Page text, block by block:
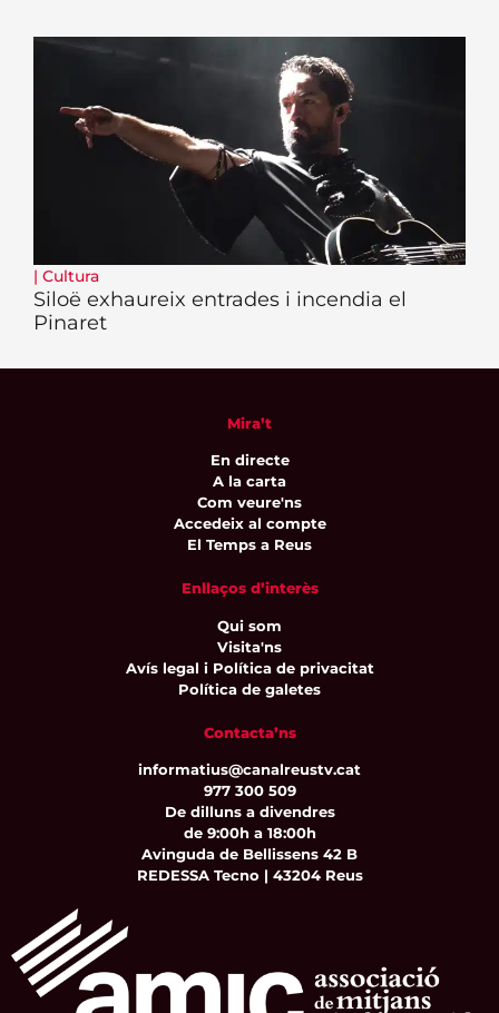
| Cultura
Siloë exhaureix entrades i incendia el
Pinaret
Mira’t
En directe
A la carta
Com veure'ns
Accedeix al compte
El Temps a Reus
Enllaços d’interès
Qui som
Visita'ns
Avís legal i Política de privacitat
Política de galetes
Contacta’ns
informatius@canalreustv.cat
977 300 509
De dilluns a divendres
de 9:00h a 18:00h
Avinguda de Bellissens 42 B
REDESSA Tecno | 43204 Reus